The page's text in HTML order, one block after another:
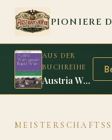
Zum Inhalt springen
PIONIERE
AUS DER
BUCHREIHE
Austria Wien gegen Rapid Wien